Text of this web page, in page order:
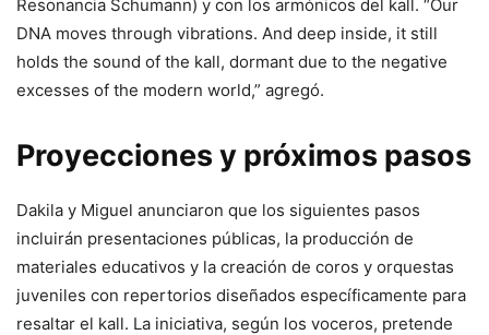
Resonancia Schumann) y con los armónicos del kall. “Our
DNA moves through vibrations. And deep inside, it still
holds the sound of the kall, dormant due to the negative
excesses of the modern world,” agregó.
Proyecciones y próximos pasos
Dakila y Miguel anunciaron que los siguientes pasos
incluirán presentaciones públicas, la producción de
materiales educativos y la creación de coros y orquestas
juveniles con repertorios diseñados específicamente para
resaltar el kall. La iniciativa, según los voceros, pretende